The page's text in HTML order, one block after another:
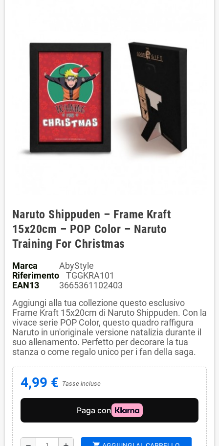
Naruto Shippuden – Frame Kraft
15x20cm – POP Color – Naruto
Training For Christmas
Marca
AbyStyle
Riferimento
TGGKRA101
EAN13
3665361102403
Aggiungi alla tua collezione questo esclusivo
Frame Kraft 15x20cm di Naruto Shippuden. Con la
vivace serie POP Color, questo quadro raffigura
Naruto in un'originale versione natalizia durante il
suo allenamento. Perfetto per decorare la tua
stanza o come regalo unico per i fan della saga.
4,99 € Tasse incluse